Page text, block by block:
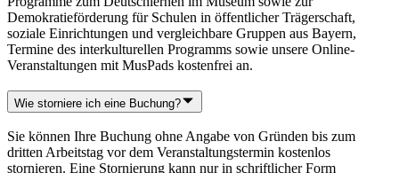
Demokratieförderung für Schulen in öffentlicher Trägerschaft,
soziale Einrichtungen und vergleichbare Gruppen aus Bayern,
Termine des interkulturellen Programms sowie unsere Online-
Veranstaltungen mit MusPads kostenfrei an.
Wie storniere ich eine Buchung?
Sie können Ihre Buchung ohne Angabe von Gründen bis zum
dritten Arbeitstag vor dem Veranstaltungstermin kostenlos
stornieren. Eine Stornierung kann nur in schriftlicher Form